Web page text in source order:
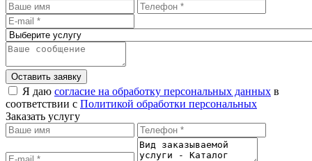
Оставить заявку
Я даю согласие на обработку персональных данных в
соответствии с Политикой обработки персональных
Заказать услугу